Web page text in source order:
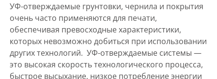
УФ-отверждаемые грунтовки, чернила и покрытия
очень часто применяются для печати,
обеспечивая превосходные характеристики,
которых невозможно добиться при использовании
других технологий. УФ-отверждаемые системы —
это высокая скорость технологического процесса,
быстрое высыхание, низкое потребление энергии